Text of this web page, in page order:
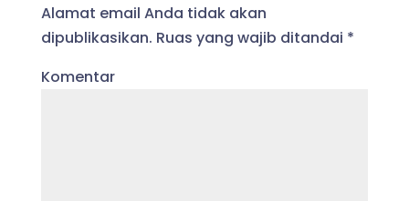
Alamat email Anda tidak akan
dipublikasikan. Ruas yang wajib ditandai *
Komentar